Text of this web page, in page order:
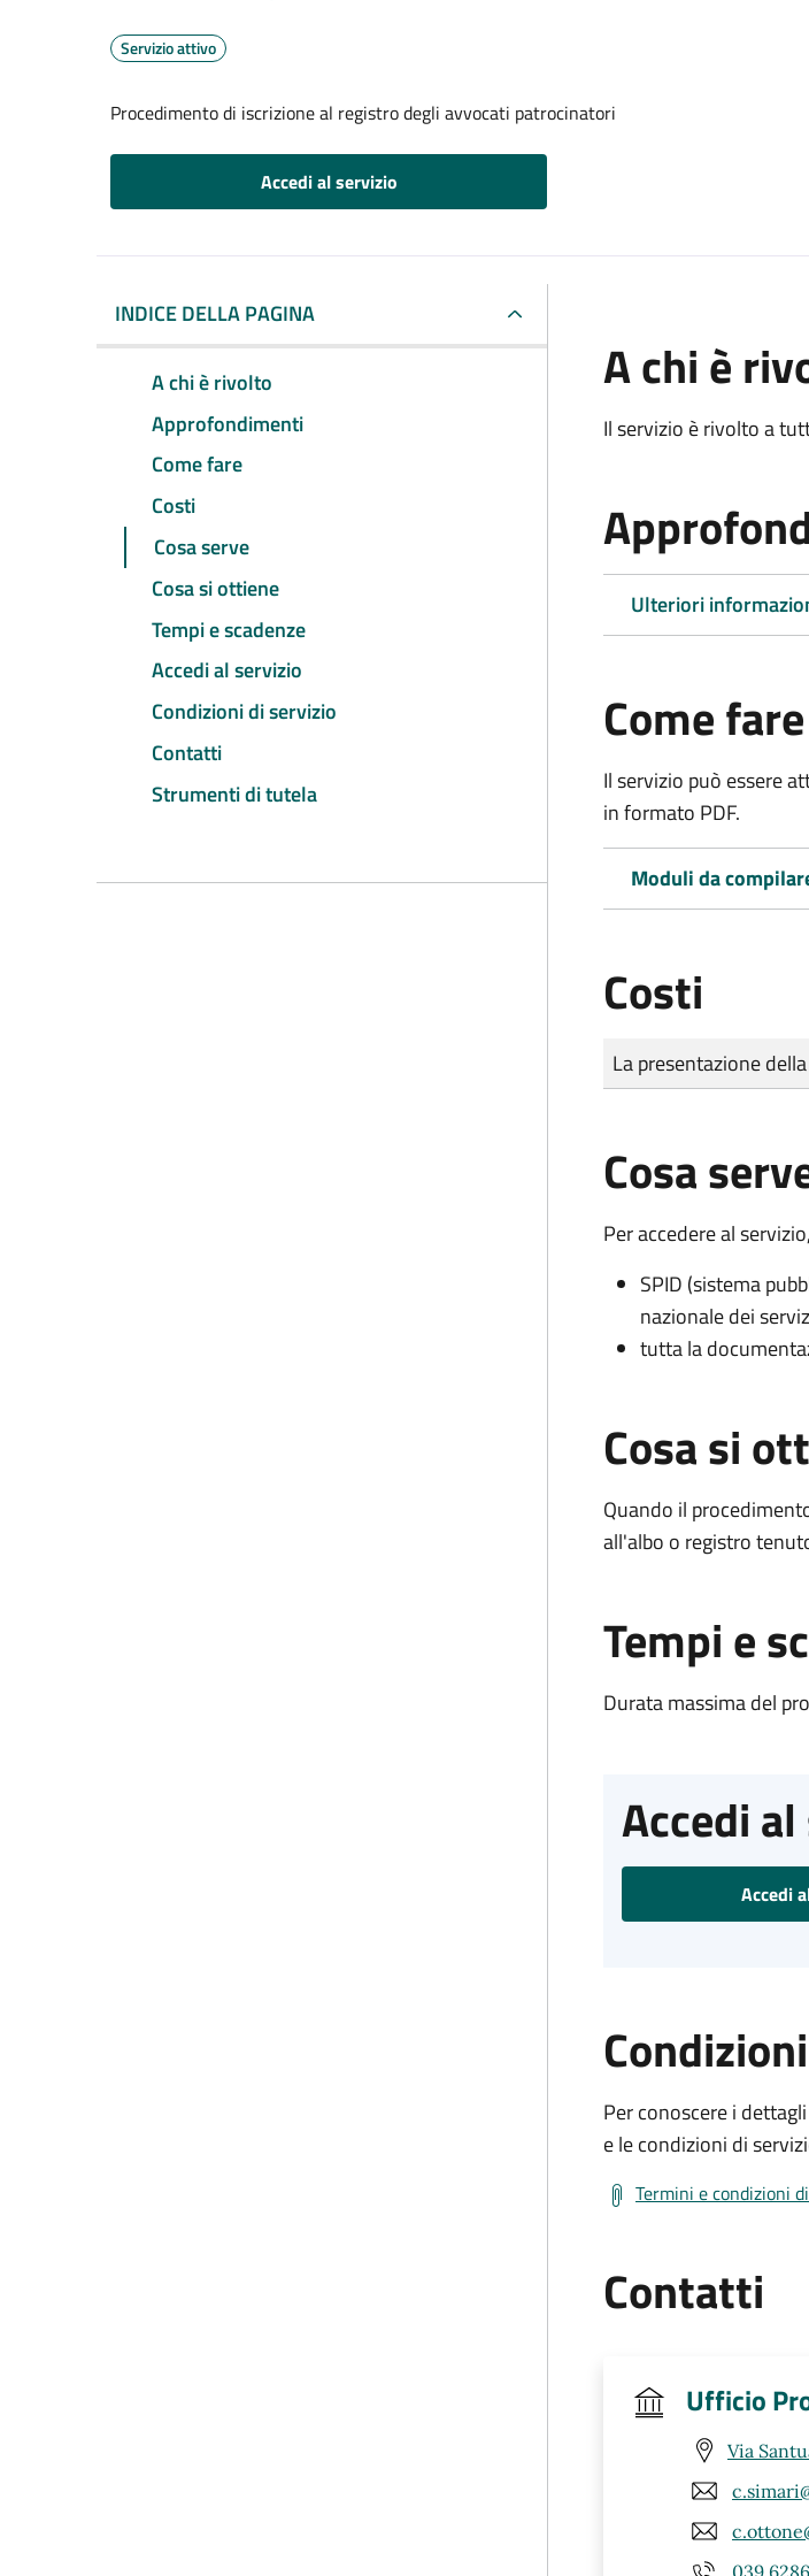
Servizio attivo
Procedimento di iscrizione al registro degli avvocati patrocinatori
Accedi al servizio
INDICE DELLA PAGINA
A chi è rivolto
Approfondimenti
Come fare
Costi
Cosa serve
Cosa si ottiene
Tempi e scadenze
Accedi al servizio
Condizioni di servizio
Contatti
Strumenti di tutela
A chi è
Il servizio è rivolto a
Ulteriori
Come fare
Il servizio può essere
in formato PDF.
Moduli da
Costi
Tipo di pagamento
Importo
La presentazione
Cosa
Per accedere al
SPID (sistema
nazionale dei
tutta la
Cosa si
Quando il
all'albo o registro
Tempi e
Durata massima del
Accedi
Accedi
Per conoscere i
e le condizioni di
Termini e condizioni
Contatti
Ufficio
Via
039